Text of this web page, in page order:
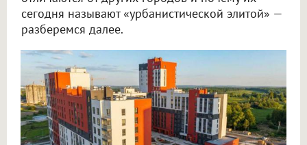
сегодня называют «урбанистической элитой» —
разберемся далее.